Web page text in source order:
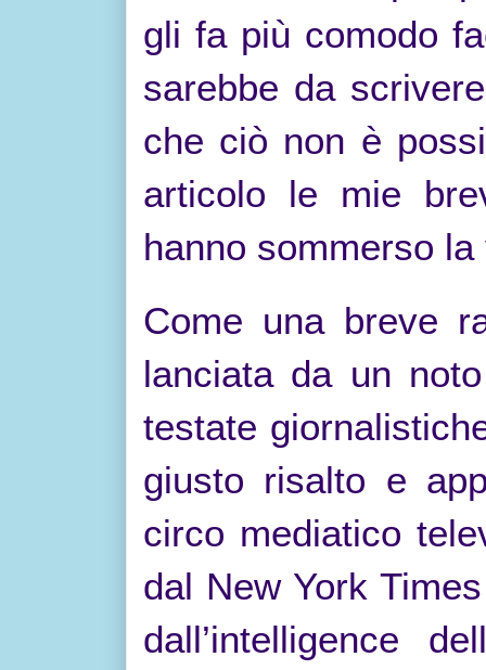
gli fa più comodo
sarebbe da
che ciò non è
articolo le mie
hanno sommerso
Come una breve
lanciata da un
testate
giusto risalto e
circo mediatico
dal New York
dall’intelligence